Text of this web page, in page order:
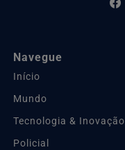
Navegue
Início
Mundo
Tecnologia & Inovação
Policial